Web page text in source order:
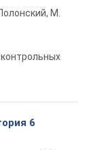
М.
6